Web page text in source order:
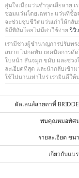
อุ่นใจเมื่อแว่นชำรุดเสียหาย
ซ่อมแว่นโดยเฉพาะ แว่นที่ซื้อจ
จะช่วยชุบชีวิตแว่นเก่าให้กลั
พิถีพิถันโดยไม่มีค่าใช้จ่ายรีวิ
เรามีช่างผู้ชำนาญการปรับท
สบาย ไม่กดทับ เทคนิคการดั
ใบหน้า สันจมูก ขมับ และช่วง
ละเอียดที่สุด และนำกลับเข้า
ใช้ไปนานเท่าไหร่ เรายินดีให้
ตัดเลนส์สายตาที่
พบคุณหมอทัศ
รายละเอียด ขน
เกี่ยวกับแบ